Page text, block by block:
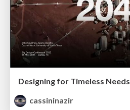
Designing for Timeless Needs
cassininazir